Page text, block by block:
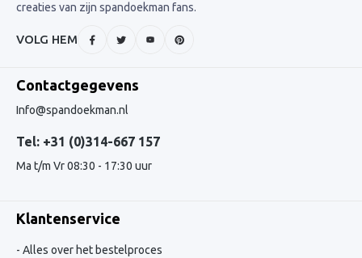
creaties van zijn spandoekman fans.
VOLG HEM
Contactgegevens
Info@spandoekman.nl
Tel: +31 (0)314-667 157
Ma t/m Vr 08:30 - 17:30 uur
Klantenservice
Alles over het bestelproces